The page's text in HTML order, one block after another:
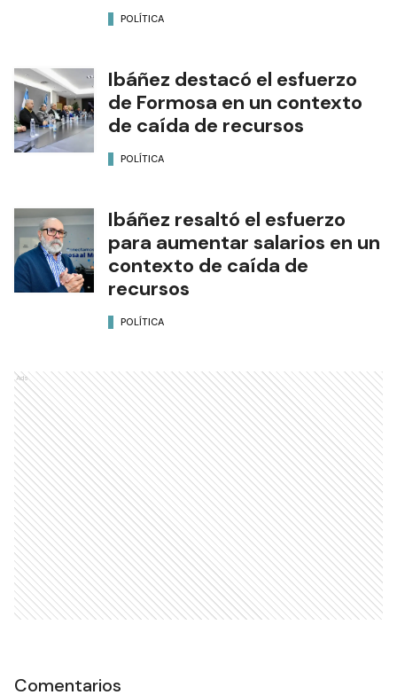
POLÍTICA
Ibáñez destacó el esfuerzo
de Formosa en un contexto
de caída de recursos
POLÍTICA
Ibáñez resaltó el esfuerzo
para aumentar salarios en un
contexto de caída de
recursos
POLÍTICA
Ads
Comentarios